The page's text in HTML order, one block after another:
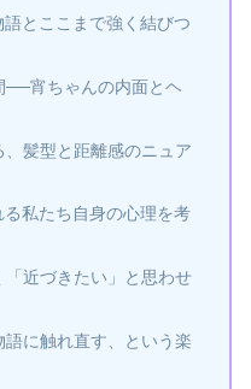
とここまで強く結びつ
──宵ちゃんの内面とヘ
髪型と距離感のニュア
私たち自身の心理を考
「近づきたい」と思わせ
に触れ直す、という楽